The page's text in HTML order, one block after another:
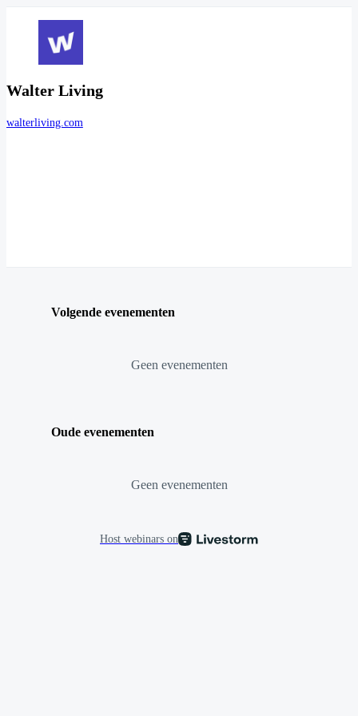
Walter Living
walterliving.com
Volgende evenementen
Geen evenementen
Oude evenementen
Geen evenementen
Host webinars on